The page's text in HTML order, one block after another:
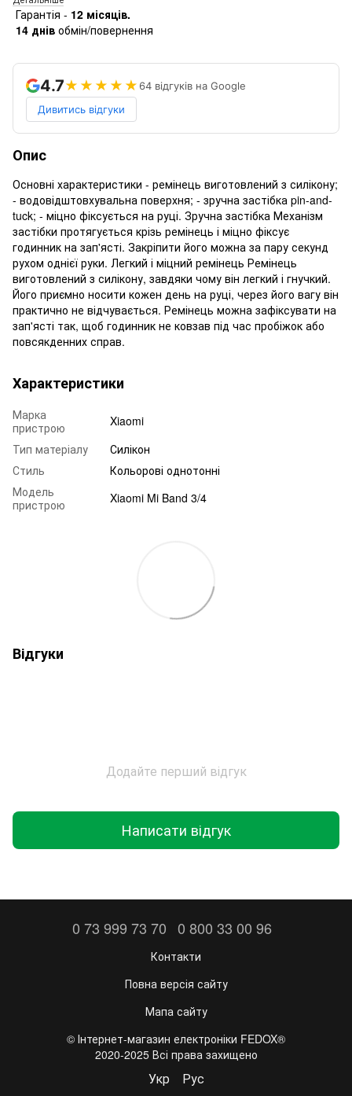
Гарантія - 12 місяців.
14 днів обмін/повернення
4.7★★★★★64 відгуків на Google
Дивитись відгуки
Опис
Основні характеристики - ремінець виготовлений з силікону;
- водовідштовхувальна поверхня; - зручна застібка pin-and-
tuck; - міцно фіксується на руці. Зручна застібка Механізм
застібки протягується крізь ремінець і міцно фіксує
годинник на зап'ясті. Закріпити його можна за пару секунд
рухом однієї руки. Легкий і міцний ремінець Ремінець
виготовлений з силікону, завдяки чому він легкий і гнучкий.
Його приємно носити кожен день на руці, через його вагу він
практично не відчувається. Ремінець можна зафіксувати на
зап'ясті так, щоб годинник не ковзав під час пробіжок або
повсякденних справ.
Характеристики
Марка
пристрою
Xiaomi
Тип матеріалу
Силікон
Стиль
Кольорові однотонні
Модель
пристрою
Xiaomi Mi Band 3/4
Відгуки
Додайте перший відгук
Написати відгук
0 73 999 73 70 0 800 33 00 96
Контакти
Повна версія сайту
Мапа сайту
©️ Інтернет-магазин електроніки FEDOX®
2020-2025 Всі права захищено
Укр Рус